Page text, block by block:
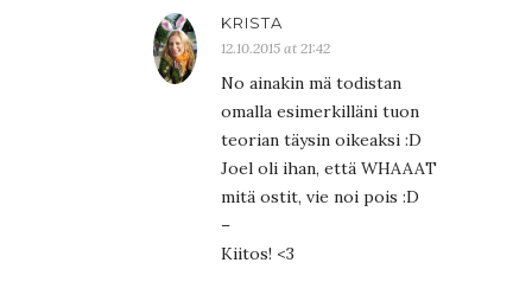
KRISTA
12.10.2015 at 21:42
No ainakin mä todistan
omalla esimerkilläni tuon
teorian täysin oikeaksi :D
Joel oli ihan, että WHAAAT
mitä ostit, vie noi pois :D
–
Kiitos! <3